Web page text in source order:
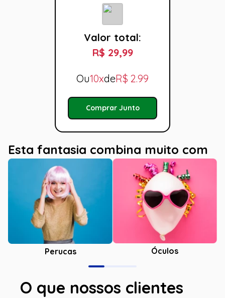
Valor total:
R$ 29,99
Ou10xdeR$ 2.99
Comprar Junto
Esta fantasia combina muito com
Perucas Óculos
O que nossos clientes